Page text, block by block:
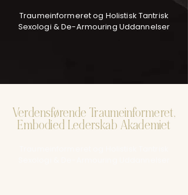
Traumeinformeret og Holistisk Tantrisk
Sexologi & De-Armouring Uddannelser
Verdensførende Traumeinformeret,
Embodied Lederskab Akademiet